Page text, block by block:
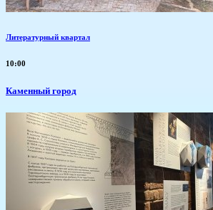
Литературный квартал
10:00
Каменный город